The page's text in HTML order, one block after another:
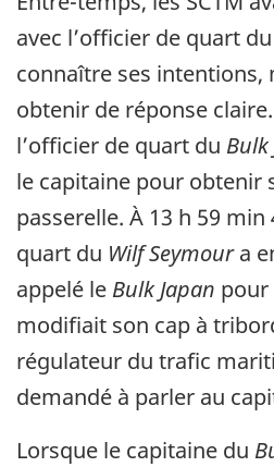
avec l’officier de quart du
connaître ses intentions,
obtenir de réponse
l’officier de quart du Bulk
le capitaine pour obtenir
passerelle. À 13 h 59 min
quart du Wilf Seymoura
appelé le Bulk Japan pour
modifiait son cap à
régulateur du trafic
demandé à parler au
Lorsque le capitaine du